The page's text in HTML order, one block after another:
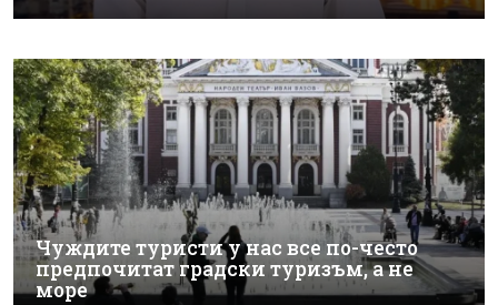
Чуждите туристи у нас все по-често
предпочитат градски туризъм, а не
море